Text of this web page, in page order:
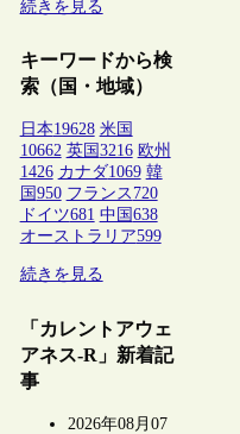
続きを見る
キーワードから検
索（国・地域）
日本19628 米国
10662 英国 3216 欧州
1426 カナダ1069 韓
国 950 フランス 720
ドイツ681 中国 638
オーストラリア599
続きを見る
「カレントアウェ
アネス-R」新着記
事
2026年08月07